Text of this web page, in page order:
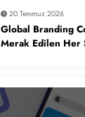
20 Temmuz 2026
Global Branding
Merak Edilen Her